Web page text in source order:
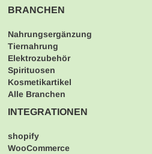
BRANCHEN
Nahrungsergänzung
Tiernahrung
Elektrozubehör
Spirituosen
Kosmetikartikel
Alle Branchen
INTEGRATIONEN
shopify
WooCommerce